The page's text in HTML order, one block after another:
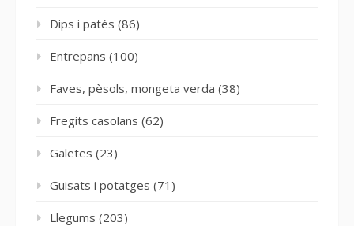
Dips i patés (86)
Entrepans (100)
Faves, pèsols, mongeta verda (38)
Fregits casolans (62)
Galetes (23)
Guisats i potatges (71)
Llegums (203)